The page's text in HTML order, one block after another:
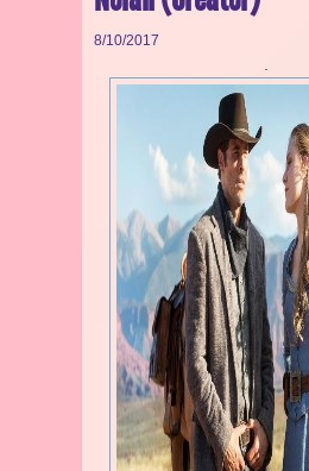
8/10/2017